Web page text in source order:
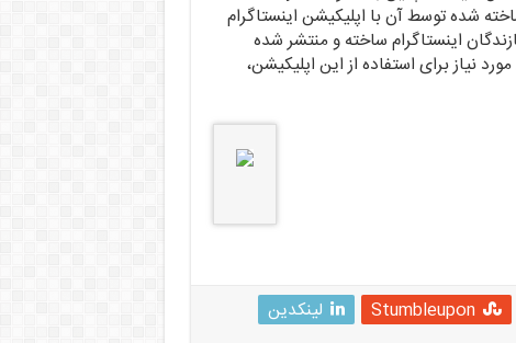
شده توسط آن با اپلیکیشن اینستاگرام
اینستاگرام ساخته و منتشر شده
نیاز برای استفاده از این اپلیکیشن،
Stumbleupon
لینکدین